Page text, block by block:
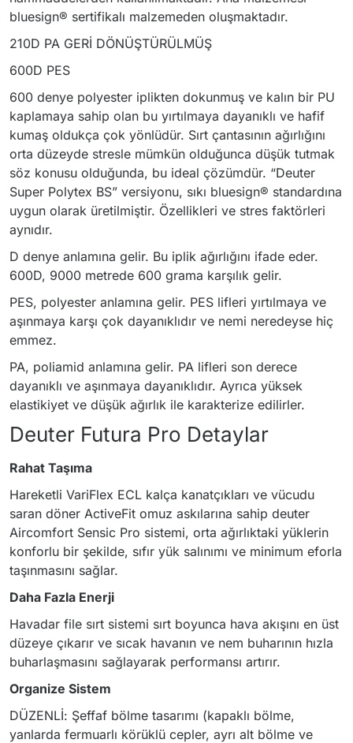
bluesign® sertifikalı malzemeden oluşmaktadır.
210D PA GERİ DÖNÜŞTÜRÜLMÜŞ
600D PES
600 denye polyester iplikten dokunmuş ve kalın bir PU
kaplamaya sahip olan bu yırtılmaya dayanıklı ve hafif
kumaş oldukça çok yönlüdür. Sırt çantasının ağırlığını
orta düzeyde stresle mümkün olduğunca düşük tutmak
söz konusu olduğunda, bu ideal çözümdür. “Deuter
Super Polytex BS” versiyonu, sıkı bluesign® standardına
uygun olarak üretilmiştir. Özellikleri ve stres faktörleri
aynıdır.
D denye anlamına gelir. Bu iplik ağırlığını ifade eder.
600D, 9000 metrede 600 grama karşılık gelir.
PES, polyester anlamına gelir. PES lifleri yırtılmaya ve
aşınmaya karşı çok dayanıklıdır ve nemi neredeyse hiç
emmez.
PA, poliamid anlamına gelir. PA lifleri son derece
dayanıklı ve aşınmaya dayanıklıdır. Ayrıca yüksek
elastikiyet ve düşük ağırlık ile karakterize edilirler.
Deuter Futura Pro Detaylar
Rahat Taşıma
Hareketli VariFlex ECL kalça kanatçıkları ve vücudu
saran döner ActiveFit omuz askılarına sahip deuter
Aircomfort Sensic Pro sistemi, orta ağırlıktaki yüklerin
konforlu bir şekilde, sıfır yük salınımı ve minimum eforla
taşınmasını sağlar.
Daha Fazla Enerji
Havadar file sırt sistemi sırt boyunca hava akışını en üst
düzeye çıkarır ve sıcak havanın ve nem buharının hızla
buharlaşmasını sağlayarak performansı artırır.
Organize Sistem
DÜZENLİ: Şeffaf bölme tasarımı (kapaklı bölme,
yanlarda fermuarlı körüklü cepler, ayrı alt bölme ve